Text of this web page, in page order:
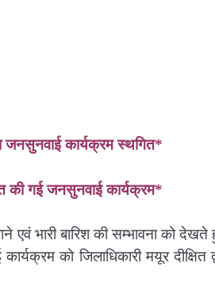
जनसुनवाई कार्यक्रम स्थगित*
की गई जनसुनवाई कार्यक्रम*
एवं भारी बारिश की सम्भावना को
को जिलाधिकारी मयूर दीक्षित